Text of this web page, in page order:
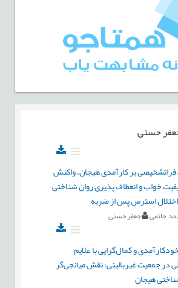
حسنی
بر کارآمدی هیجان، واکنش
خواب و انعطاف پذیری روان شناختی
اختلال استرس پس از ضربه
حاتمی جعفر حسنی
و کمال‌گرایی با علایم
جمعیت غیربالینی: نقش میانجی‌گر
هیجان